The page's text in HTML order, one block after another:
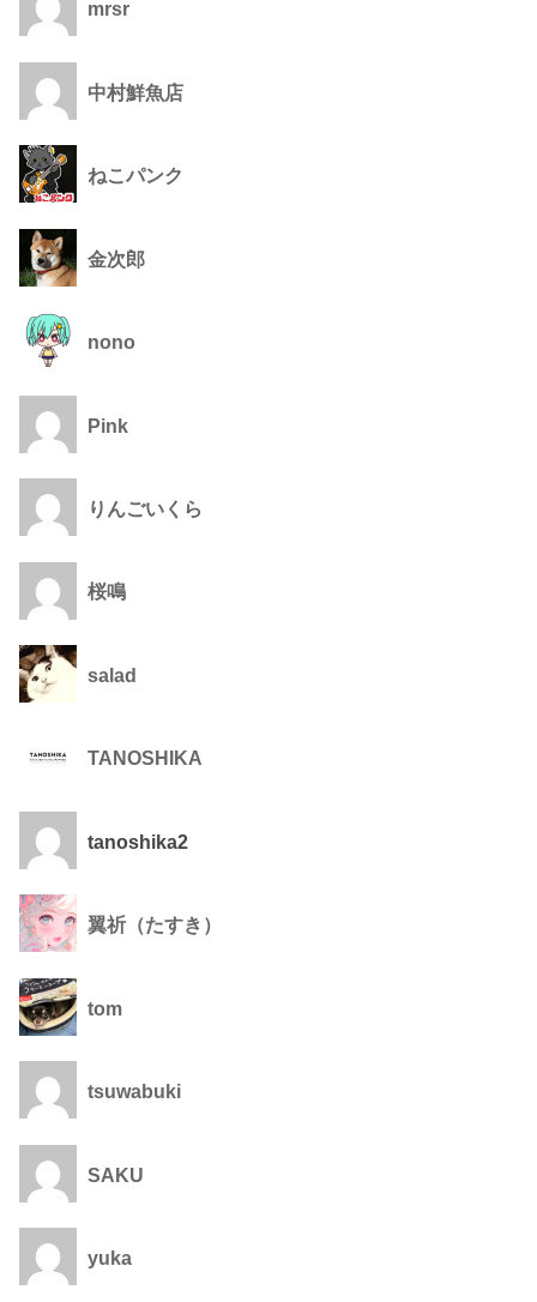
mrsr
中村鮮魚店
ねこパンク
金次郎
nono
Pink
りんごいくら
桜鳴
salad
TANOSHIKA
tanoshika2
翼祈（たすき）
tom
tsuwabuki
SAKU
yuka